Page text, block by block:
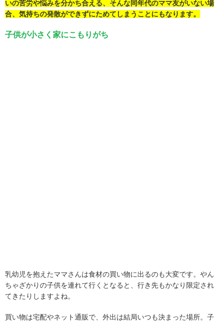
いの苦労や悩みを分かち合える、そんな同年代のママ友がいない場
合、気持ちの発散ができずにためてしまうことにもなります。
子供が小さく家にこもりがち
乳幼児を抱えたママさんは食材の買い物に出るのも大変です。やん
ちゃざかりの子供を連れて行くとなると、行き先もかなり限定され
てきたりしますよね。
買い物は宅配やネット通販で、外出は結局いつも決まった場所。子